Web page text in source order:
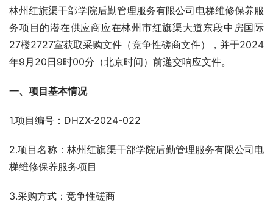
林州红旗渠干部学院后勤管理服务有限公司电梯维修保养服
务项目的潜在供应商应在林州市红旗渠大道东段中房国际
27楼2727室获取采购文件（竞争性磋商文件），并于2024
年9月20日9时00分（北京时间）前递交响应文件。
一、 项目基本情况
1.项目编号：DHZX-2024-022
2.项目名称：林州红旗渠干部学院后勤管理服务有限公司电
梯维修保养服务项目
3.采购方式：竞争性磋商